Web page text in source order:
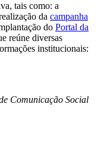
tais como: a
da campanha
do Portal da
reúne diversas
institucionais:
Comunicação Social